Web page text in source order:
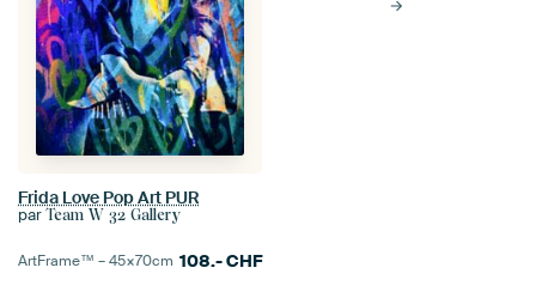
Frida Love Pop Art PUR
par Team W 32 Gallery
ArtFrame™ –45×70cm 108.-CHF